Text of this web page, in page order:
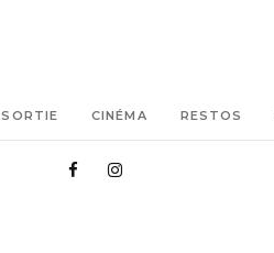
SORTIE CINÉMA RESTOS